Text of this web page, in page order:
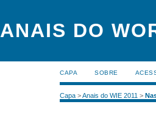
ANAIS DO
CAPA SOBRE
Capa >Anais do WIE 2011 >